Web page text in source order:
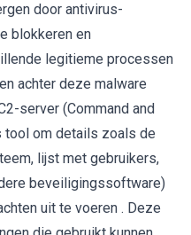
door antivirus-
blokkeren en
legitieme processen
achter deze malware
server (Command and
tool om details zoals de
lijst met gebruikers,
beveiligingssoftware)
uit te voeren . Deze